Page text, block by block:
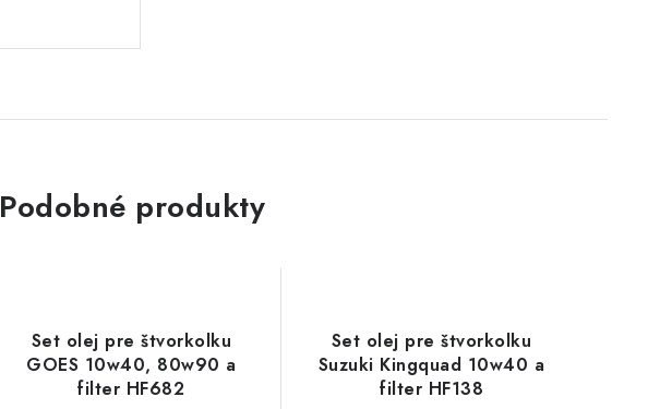
Podobné produkty
Set olej pre štvorkolku
GOES 10w40, 80w90 a
filter HF682
Set olej pre štvorkolku
Suzuki Kingquad 10w40 a
filter HF138